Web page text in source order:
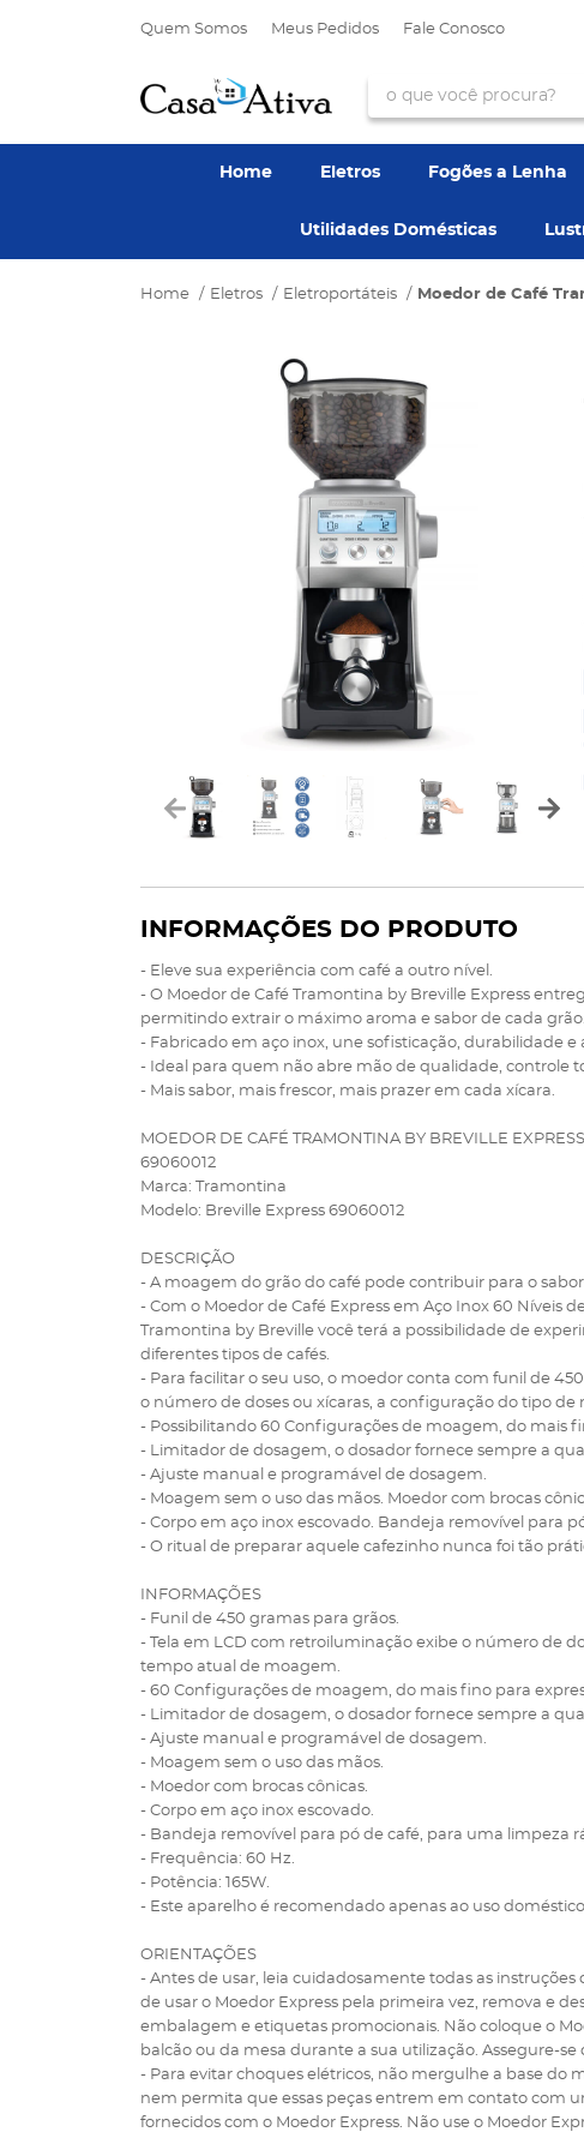
Quem Somos Meus Pedidos Fale Conosco
Home Eletros Fogões a Lenha
Utilidades Domésticas
Home Eletros Eletroportáteis Moedor de Café
INFORMAÇÕES DO PRODUTO
- Eleve sua experiência com café a outro nível.
- O Moedor de Café Tramontina by Breville Express
permitindo extrair o máximo aroma e sabor de cada grão.
- Fabricado em aço inox, une sofisticação, durabilidade e
- Ideal para quem não abre mão de qualidade, controle
- Mais sabor, mais frescor, mais prazer em cada xícara.
MOEDOR DE CAFÉ TRAMONTINA BY BREVILLE
69060012
Marca: Tramontina
Modelo: Breville Express 69060012
DESCRIÇÃO
- A moagem do grão do café pode contribuir para o
- Com o Moedor de Café Express em Aço Inox 60 Níveis
Tramontina by Breville você terá a possibilidade de
diferentes tipos de cafés.
- Para facilitar o seu uso, o moedor conta com funil de
o número de doses ou xícaras, a configuração do tipo
- Possibilitando 60 Configurações de moagem, do mais
- Limitador de dosagem, o dosador fornece sempre a
- Ajuste manual e programável de dosagem.
- Moagem sem o uso das mãos. Moedor com brocas
- Corpo em aço inox escovado. Bandeja removível para
- O ritual de preparar aquele cafezinho nunca foi tão
INFORMAÇÕES
- Funil de 450 gramas para grãos.
- Tela em LCD com retroiluminação exibe o número de
tempo atual de moagem.
- 60 Configurações de moagem, do mais fino para
- Limitador de dosagem, o dosador fornece sempre a
- Ajuste manual e programável de dosagem.
- Moagem sem o uso das mãos.
- Moedor com brocas cônicas.
- Corpo em aço inox escovado.
- Bandeja removível para pó de café, para uma limpeza
- Frequência: 60 Hz.
- Potência: 165W.
- Este aparelho é recomendado apenas ao uso
ORIENTAÇÕES
- Antes de usar, leia cuidadosamente todas as
de usar o Moedor Express pela primeira vez, remova e
embalagem e etiquetas promocionais. Não coloque o
balcão ou da mesa durante a sua utilização. Assegure-
- Para evitar choques elétricos, não mergulhe a base do
nem permita que essas peças entrem em contato com
fornecidos com o Moedor Express. Não use o Moedor